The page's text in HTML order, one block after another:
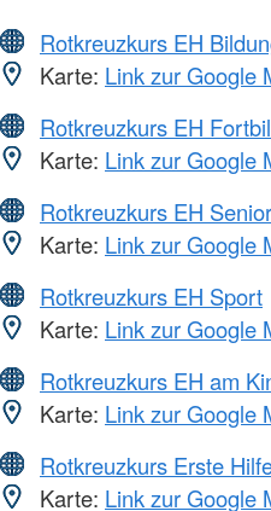
Rotkreuzkurs EH
Karte: Link zur Google
Rotkreuzkurs EH
Karte: Link zur Google
Rotkreuzkurs EH
Karte: Link zur Google
Rotkreuzkurs EH Sport
Karte: Link zur Google
Rotkreuzkurs EH am
Karte: Link zur Google
Rotkreuzkurs Erste
Karte: Link zur Google